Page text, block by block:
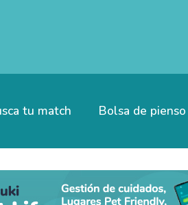
tu match Bolsa de pienso